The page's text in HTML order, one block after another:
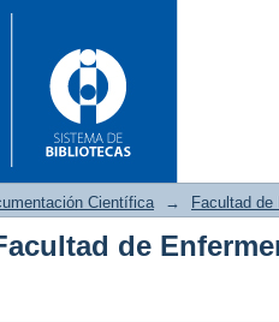
Científica → Facultad
de